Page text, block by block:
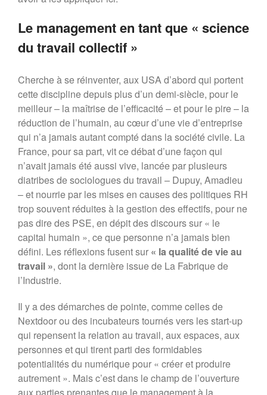
Le management en tant que « science
du travail collectif »
Cherche à se réinventer, aux USA d’abord qui portent
cette discipline depuis plus d’un demi-siècle, pour le
meilleur – la maîtrise de l’efficacité – et pour le pire – la
réduction de l’humain, au cœur d’une vie d’entreprise
qui n’a jamais autant compté dans la société civile. La
France, pour sa part, vit ce débat d’une façon qui
n’avait jamais été aussi vive, lancée par plusieurs
diatribes de sociologues du travail – Dupuy, Amadieu
– et nourrie par les mises en causes des politiques RH
trop souvent réduites à la gestion des effectifs, pour ne
pas dire des PSE, en dépit des discours sur « le
capital humain », ce que personne n’a jamais bien
défini. Les réflexions fusent sur « la qualité de vie au
travail », dont la dernière issue de La Fabrique de
l’Industrie.
Il y a des démarches de pointe, comme celles de
Nextdoor ou des incubateurs tournés vers les start-up
qui repensent la relation au travail, aux espaces, aux
personnes et qui tirent parti des formidables
potentialités du numérique pour « créer et produire
autrement ». Mais c’est dans le champ de l’ouverture